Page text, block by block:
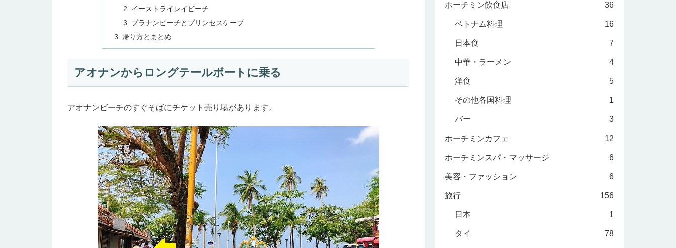
イーストライレイビーチ
プラナンビーチとプリンセスケーブ
帰り方とまとめ
アオナンからロングテールボートに乗る
アオナンビーチのすぐそばにチケット売り場があります。
ホーチミン飲食店 36
ベトナム料理 16
日本食 7
中華・ラーメン 4
洋食 5
その他各国料理 1
バー 3
ホーチミンカフェ 12
ホーチミンスパ・マッサージ 6
美容・ファッション 6
旅行 156
日本 1
タイ 78